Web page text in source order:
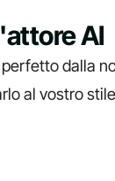
AI
dalla
al vostro